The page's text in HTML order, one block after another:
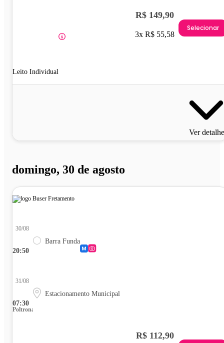
Leito Individual
R$ 149,90
3x R$ 55,58
Selecionar
Ver
domingo, 30 de agosto
20:50
30/08
Barra Funda
07:30
31/08
Estacionamento Municipal
Poltrona
R$ 112,90